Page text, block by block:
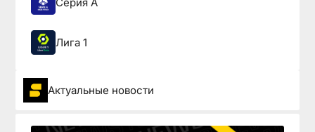
Лига 1
Актуальные новости